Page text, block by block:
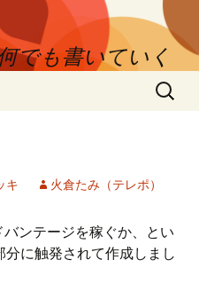
でも書いていく
検
索:
キ 火倉たみ（テレポ）
バンテージを稼ぐか、とい
分に触発されて作成しまし